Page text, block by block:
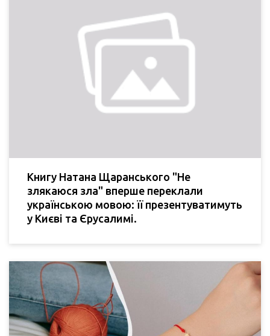
Книгу Натана Щаранського "Не
злякаюся зла" вперше переклали
українською мовою: її презентуватимуть
у Києві та Єрусалимі.